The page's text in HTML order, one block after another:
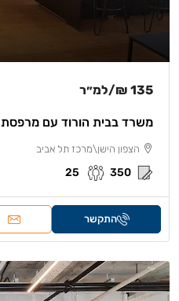
135 ₪ /למ״ר
משרד בבית הורוד עם מרפסת 350 מ״ר, תל אביב
הצפון הישן\מרכז תל אביב
350
25
התקשר